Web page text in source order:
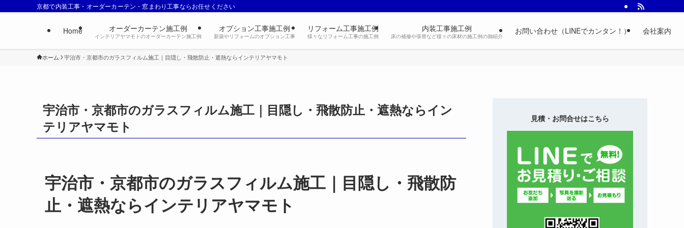
京都で内装工事・オーダーカーテン・窓まわり工事ならお任せください
Home オーダーカーテン施工例
インテリアヤマモトのオーダーカーテン施工例
オプション工事施工例
新築やリフォームのオプション工事
リフォーム工事施工例
様々なリフォーム工事の施工例
内装工事施工例
床の補修や張替など様々の床材の施工例の御紹介
お問い合わせ（LINEでカンタン！） 会社案内
ホーム 宇治市・京都市のガラスフィルム施工｜目隠し・飛散防止・遮熱ならインテリアヤマモト
宇治市・京都市のガラスフィルム施工｜目隠し・飛散防止・遮熱ならイン
テリアヤマモト
宇治市・京都市のガラスフィルム施工｜目隠し・飛散防
止・遮熱ならインテリアヤマモト
見積・お問合せはこちら